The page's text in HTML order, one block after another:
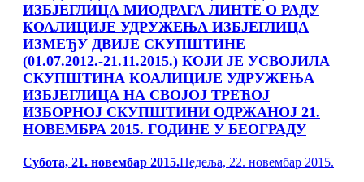
ИЗБЈЕГЛИЦА МИОДРАГА ЛИНТЕ О РАДУ
КОАЛИЦИЈЕ УДРУЖЕЊА ИЗБЈЕГЛИЦА
ИЗМЕЂУ ДВИЈЕ СКУПШТИНЕ
(01.07.2012.-21.11.2015.) КОЈИ ЈЕ УСВОЈИЛА
СКУПШТИНА КОАЛИЦИЈЕ УДРУЖЕЊА
ИЗБЈЕГЛИЦА НА СВОЈОЈ ТРЕЋОЈ
ИЗБОРНОЈ СКУПШТИНИ ОДРЖАНОЈ 21.
НОВЕМБРА 2015. ГОДИНЕ У БЕОГРАДУ
Posted
Субота, 21. новембар 2015.Недеља, 22. новембар 2015.